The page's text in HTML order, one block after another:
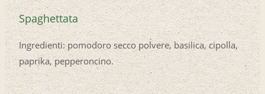
Spaghettata
Ingredienti: pomodoro secco polvere, basilica, cipolla,
paprika, pepperoncino.